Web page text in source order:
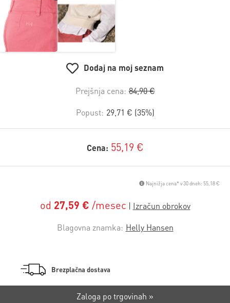
Dodaj na moj seznam
Prejšnja cena: 84,90 €
Popust: 29,71 € (35%)
Cena: 55,19 €
Najnižja cena* v 30 dneh: 55,18 €
od 27,59 € /mesec
Blagovna znamka: Helly Hansen
Brezplačna dostava
Zaloga po trgovinah »